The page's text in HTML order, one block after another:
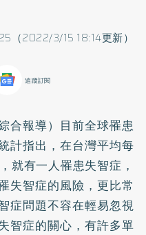
（2022/3/15 18:14更新）
追蹤訂閱
合報導）目前全球罹患
計指出，在台灣平均每
就有一人罹患失智症，
失智症的風險，更比常
症問題不容在輕易忽視
智症的關心，有許多單